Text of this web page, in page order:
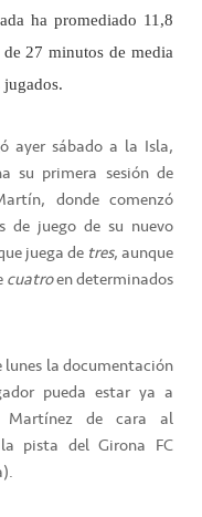
ha promediado 11,8
27 minutos de media
ayer sábado a la Isla,
su primera sesión de
donde comenzó
de juego de su nuevo
juega de tres, aunque
cuatroen determinados
la documentación
pueda estar ya a
Martínez de cara al
pista del Girona FC